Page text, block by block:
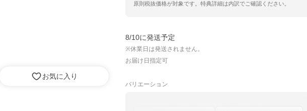
お気に入り
原則税抜価格が対象です。特典詳細は内訳でご確認ください。
8/10に発送予定
※休業日は発送されません。
お届け日指定可
バリエーション